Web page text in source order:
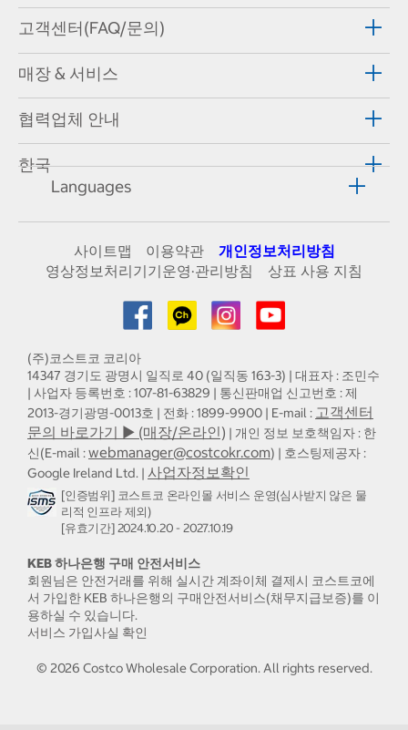
고객센터(FAQ/문의)
매장 & 서비스
협력업체 안내
한국
Languages
사이트맵 이용약관
개인정보처리방침
영상정보처리기기운영·관리방침
상표 사용 지침
(주)코스트코 코리아
14347 경기도 광명시 일직로 40 (일직동 163-3) | 대표자 : 조민수
| 사업자 등록번호 : 107-81-63829 | 통신판매업 신고번호 : 제
2013-경기광명-0013호 | 전화 : 1899-9900 | E-mail : 고객센터
문의 바로가기 ▶ (매장/온라인) | 개인 정보 보호책임자 : 한
신(E-mail :webmanager@costcokr.com) | 호스팅제공자 :
Google Ireland Ltd. | 사업자정보확인
[인증범위] 코스트코 온라인몰 서비스 운영(심사받지 않은 물
리적 인프라 제외)
[유효기간] 2024.10.20 - 2027.10.19
KEB 하나은행 구매 안전서비스
회원님은 안전거래를 위해 실시간 계좌이체 결제시 코스트코에
서 가입한 KEB 하나은행의 구매안전서비스(채무지급보증)를 이
용하실 수 있습니다.
서비스 가입사실 확인
© 2026 Costco Wholesale Corporation.All rights reserved.